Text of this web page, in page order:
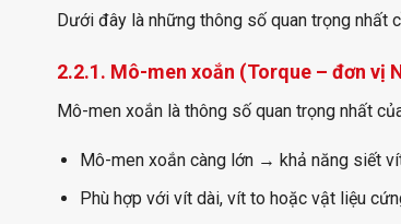
Dưới đây là những thông số quan trọng nhất
2.2.1. Mô-men xoắn (Torque – đơn vị
Mô-men xoắn là thông số quan trọng nhất
Mô-men xoắn càng lớn → khả năng siết
Phù hợp với vít dài, vít to hoặc vật liệu